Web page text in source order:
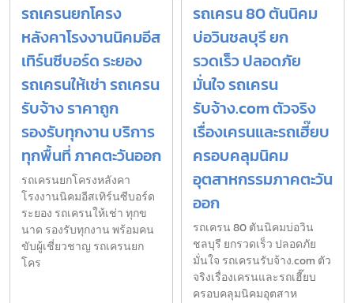
รถเครนยกโครง
หลังคาโรงงานนิคมอีส
เทิร์นซีบอร์ด ระยอง
รถเครนให้เช่า รถเครน
รับจ้าง ราคาถูก
รองรับทุกงาน บริการ
ทุกพื้นที่ ภาคตะวันออก
รถเครนยกโครงหลังคา
โรงงานนิคมอีสเทิร์นซีบอร์ด
ระยอง รถเครนให้เช่า ทุกข
นาด รองรับทุกงาน พร้อมคน
ขับผู้เชี่ยวชาญ รถเครนยก
โคร
รถเครน 80 ตันนิคม
บ่อวินชลบุรี ยก
รวดเร็ว ปลอดภัย
มั่นใจ รถเครน
รับจ้าง.com ตัวจริง
เรื่องเครนและรถเฮี๊ยบ
ครอบคลุมนิคม
อุตสาหกรรมภาคตะวัน
ออก
รถเครน 80 ตันนิคมบ่อวิน
ชลบุรี ยกรวดเร็ว ปลอดภัย
มั่นใจ รถเครนรับจ้าง.com ตัว
จริงเรื่องเครนและรถเฮี๊ยบ
ครอบคลุมนิคมอุตสาห